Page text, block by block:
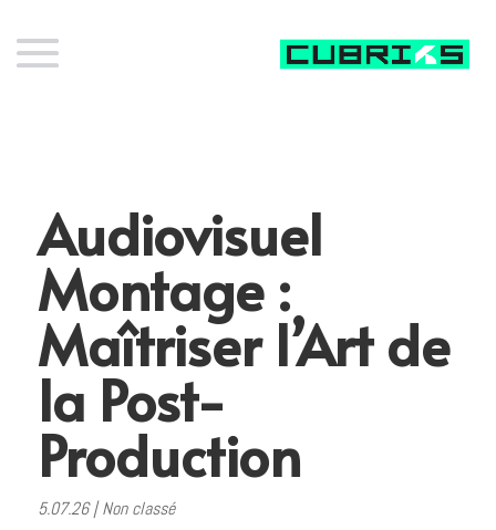
Audiovisuel
Montage :
Maîtriser l’Art de
la Post-
Production
5.07.26|Non classé